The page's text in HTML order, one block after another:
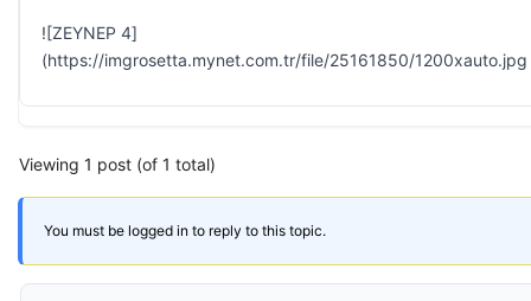
![ZEYNEP 4]
(https://imgrosetta.mynet.com.tr/file/25161850/1200xauto.jpg
Viewing 1 post (of 1 total)
You must be logged in to reply to this topic.